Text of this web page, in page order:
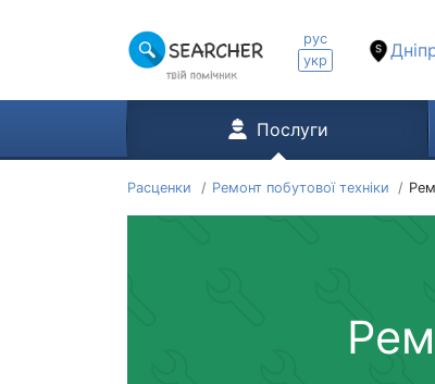
рус
укр
Послуги
Расценки Ремонт побутової техніки